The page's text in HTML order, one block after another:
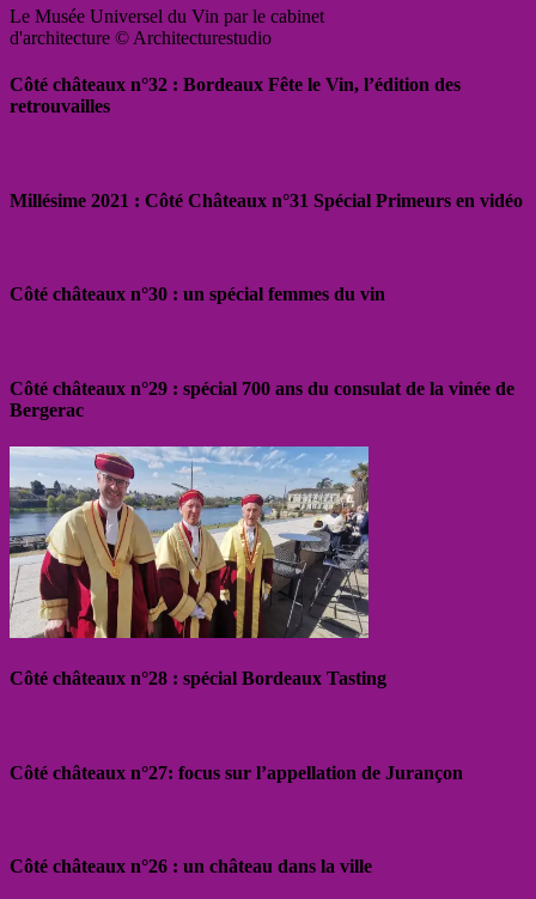
Le Musée Universel du Vin par le cabinet
d'architecture © Architecturestudio
Côté châteaux n°32 : Bordeaux Fête le Vin, l’édition des
retrouvailles
Millésime 2021 : Côté Châteaux n°31 Spécial Primeurs en vidéo
Côté châteaux n°30 : un spécial femmes du vin
Côté châteaux n°29 : spécial 700 ans du consulat de la vinée de
Bergerac
Côté châteaux n°28 : spécial Bordeaux Tasting
Côté châteaux n°27: focus sur l’appellation de Jurançon
Côté châteaux n°26 : un château dans la ville